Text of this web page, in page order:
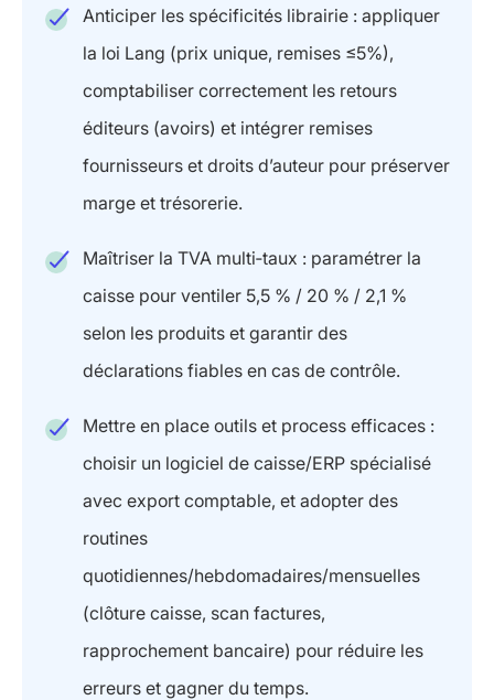
Anticiper les spécificités librairie : appliquer
la loi Lang (prix unique, remises ≤5%),
comptabiliser correctement les retours
éditeurs (avoirs) et intégrer remises
fournisseurs et droits d’auteur pour préserver
marge et trésorerie.
Maîtriser la TVA multi‑taux : paramétrer la
caisse pour ventiler 5,5 % / 20 % / 2,1 %
selon les produits et garantir des
déclarations fiables en cas de contrôle.
Mettre en place outils et process efficaces :
choisir un logiciel de caisse/ERP spécialisé
avec export comptable, et adopter des
routines
quotidiennes/hebdomadaires/mensuelles
(clôture caisse, scan factures,
rapprochement bancaire) pour réduire les
erreurs et gagner du temps.